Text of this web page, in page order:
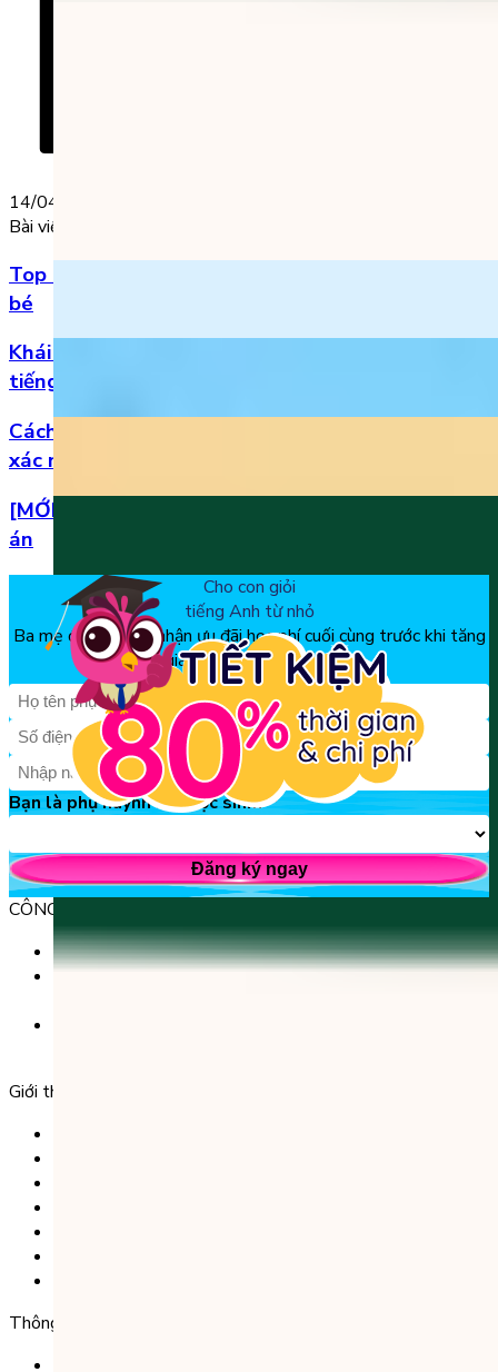
14/04/2025
Bài viết nổi bật
Top 5 bài hát 20/11 hay nhất bằng tiếng Anh cho
bé
Khái niệm, phân loại và vị trí của danh từ trong
tiếng Anh
Cách đọc số thập phân trong tiếng Anh chuẩn
xác nhất
[MỚI] Bộ đề thi tiếng Anh lớp 1 học kì 2 kèm đáp
án
Cho con giỏi
tiếng Anh từ nhỏ
Ba mẹ đăng ký để nhận ưu đãi học phí cuối cùng trước khi tăng
giá, chỉ từ 150k/tháng
Bạn là phụ huynh hay học sinh?
Đăng ký ngay
CÔNG TY TNHH GIÁO DỤC UNICLASS
MST: 0110991152 do Sở tài chính TP. Hà Nội cấp.
Tầng 3, Số 61 phố Ngụy Như Kon Tum, phường Thanh
Giới thiệu
Thông tin chuyển khoản